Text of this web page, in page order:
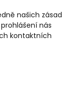
našich zásad
nás
kontaktních